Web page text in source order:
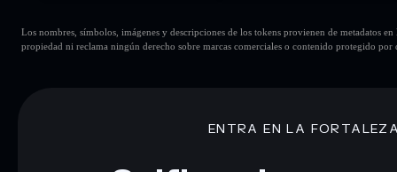
Los nombres, símbolos, imágenes y descripciones de los tokens provienen de metadatos
propiedad ni reclama ningún derecho sobre marcas comerciales o contenido protegido por
ENTRA EN LA FORTALEZA